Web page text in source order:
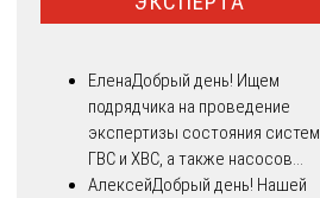
ЕленаДобрый день! Ищем
подрядчика на проведение
экспертизы состояния систем
ГВС и ХВС, а также насосов...
АлексейДобрый день! Нашей